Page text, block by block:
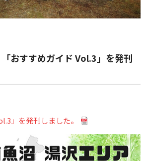
おすすめガイド Vol.3」を発刊
」を発刊しました。